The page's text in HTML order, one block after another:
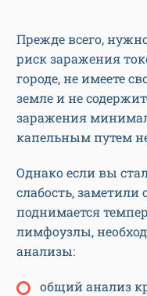
Прежде всего,
риск заражения
городе, не имеете
земле и не
заражения
капельным путем
Однако если вы
слабость,
поднимается
лимфоузлы,
анализы:
общий анализ